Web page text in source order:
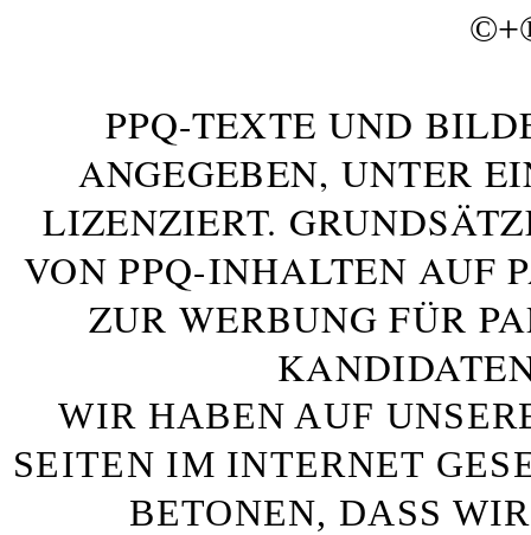
©+
PPQ-TEXTE UND
ANGEGEBEN, UNTER
LIZENZIERT.
VON PPQ-INHALTEN AUF
ZUR WERBUNG FÜR
WIR HABEN AUF
SEITEN IM INTERNET
BETONEN, DASS